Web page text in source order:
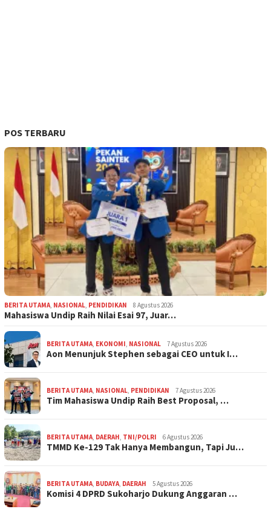
POS TERBARU
BERITA UTAMA, NASIONAL, PENDIDIKAN 8 Agustus 2026
Mahasiswa Undip Raih Nilai Esai 97, Juar…
BERITA UTAMA, EKONOMI, NASIONAL 7 Agustus 2026
Aon Menunjuk Stephen sebagai CEO untuk I…
BERITA UTAMA, NASIONAL, PENDIDIKAN 7 Agustus 2026
Tim Mahasiswa Undip Raih Best Proposal, …
BERITA UTAMA, DAERAH, TNI/POLRI 6 Agustus 2026
TMMD Ke-129 Tak Hanya Membangun, Tapi Ju…
BERITA UTAMA, BUDAYA, DAERAH 5 Agustus 2026
Komisi 4 DPRD Sukoharjo Dukung Anggaran …